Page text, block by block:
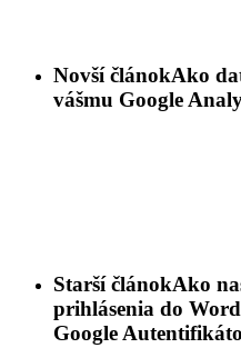
Novší článokAko
vášmu Google
Starší článokAko
prihlásenia do
Google